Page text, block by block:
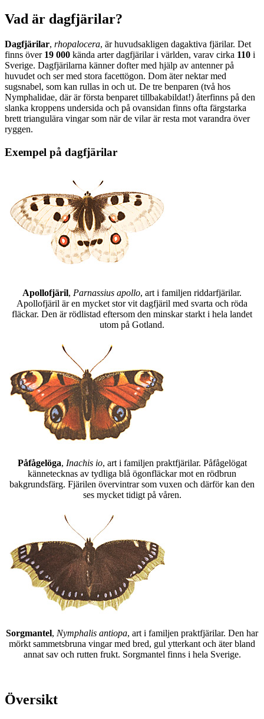
Vad är dagfjärilar?
Dagfjärilar, rhopalocera, är huvudsakligen dagaktiva fjärilar. Det
finns över 19 000 kända arter dagfjärilar i världen, varav cirka 110 i
Sverige. Dagfjärilarna känner dofter med hjälp av antenner på
huvudet och ser med stora facettögon. Dom äter nektar med
sugsnabel, som kan rullas in och ut. De tre benparen (två hos
Nymphalidae, där är första benparet tillbakabildat!) återfinns på den
slanka kroppens undersida och på ovansidan finns ofta färgstarka
brett triangulära vingar som när de vilar är resta mot varandra över
ryggen.
Exempel på dagfjärilar
Apollofjäril, Parnassius apollo, art i familjen riddarfjärilar.
Apollofjäril är en mycket stor vit dagfjäril med svarta och röda
fläckar. Den är rödlistad eftersom den minskar starkt i hela landet
utom på Gotland.
Påfågelöga, Inachis io, art i familjen praktfjärilar. Påfågelögat
kännetecknas av tydliga blå ögonfläckar mot en rödbrun
bakgrundsfärg. Fjärilen övervintrar som vuxen och därför kan den
ses mycket tidigt på våren.
Sorgmantel, Nymphalis antiopa, art i familjen praktfjärilar. Den har
mörkt sammetsbruna vingar med bred, gul ytterkant och äter bland
annat sav och rutten frukt. Sorgmantel finns i hela Sverige.
Översikt